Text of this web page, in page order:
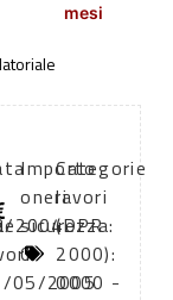
mesi
2004
05/2005
Importo
oneri
sicurezza:
0
Categorie
lavori
(DPR
2000):
0000 -